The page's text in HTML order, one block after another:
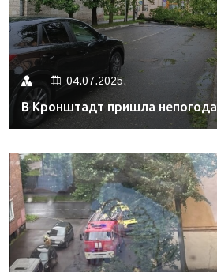
04.07.2025.
В Кронштадт пришла непогода